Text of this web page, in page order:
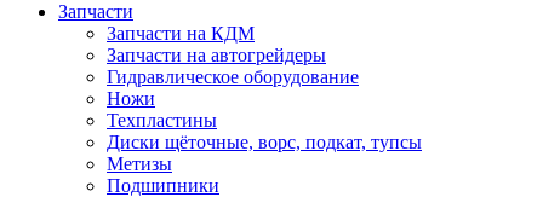
Запчасти
Запчасти на КДМ
Запчасти на автогрейдеры
Гидравлическое оборудование
Ножи
Техпластины
Диски щёточные, ворс, подкат, тупсы
Метизы
Подшипники